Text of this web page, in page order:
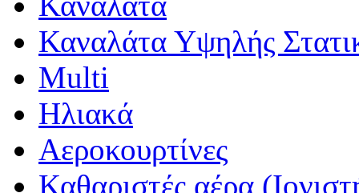
Καναλάτα Υψηλής
Multi
Ηλιακά
Αεροκουρτίνες
Καθαριστές αέρα